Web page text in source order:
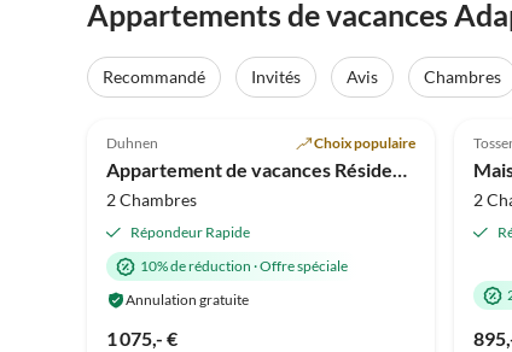
Appartements de vacances
Recommandé Invités Avis Chambres
Meilleure
Annonce
Duhnen Choix populaire
Appartement de vacances Résidence Rugenbarg
2 Chambres
Répondeur Rapide
10% de réduction ·Offre spéciale
Annulation gratuite
1 075,- €
2